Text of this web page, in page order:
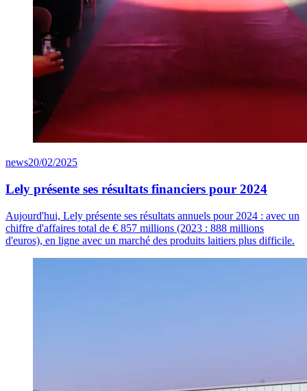
news20/02/2025
Lely présente ses résultats financiers pour 2024
Aujourd'hui, Lely présente ses résultats annuels pour 2024 : avec un
chiffre d'affaires total de € 857 millions (2023 : 888 millions
d'euros), en ligne avec un marché des produits laitiers plus difficile.